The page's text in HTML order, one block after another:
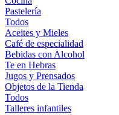
Pastelería
Todos
Aceites y Mieles
Café de especialidad
Bebidas con Alcohol
Te en Hebras
Jugos y Prensados
Objetos de la Tienda
Todos
Talleres infantiles